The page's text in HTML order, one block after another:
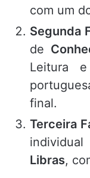
com um
Segunda
de
Leitura
final.
Terceira
Libras,